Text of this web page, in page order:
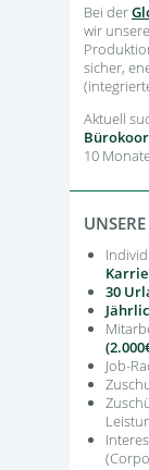
Bei der
wir
sicher,
Aktuell
10
30
Job-